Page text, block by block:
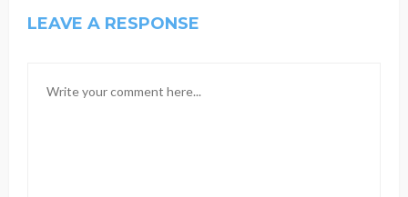
LEAVE A RESPONSE